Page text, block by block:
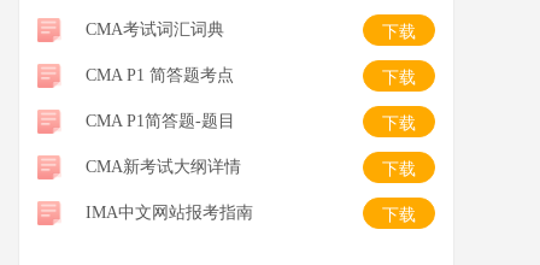
CMA考试词汇词典 下载
CMA P1 简答题考点 下载
CMA P1简答题-题目 下载
CMA新考试大纲详情 下载
IMA中文网站报考指南 下载